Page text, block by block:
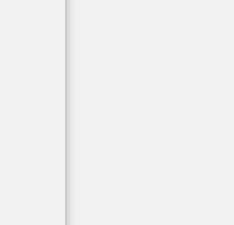
schwarz mit Gravur 50 x 24